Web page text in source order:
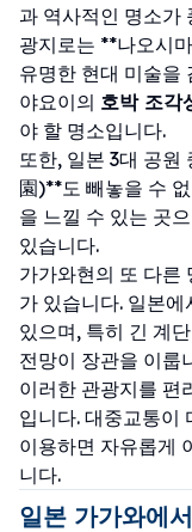
과 역사적인 명소가
광지로는 **나오시
유명한 현대 미술을
야요이의 호박 조각
야 할 명소입니다.
또한, 일본 3대 공원
園)**도 빼놓을 수
을 느낄 수 있는 곳
있습니다.
가가와현의 또 다른
가 있습니다. 일본
있으며, 특히 긴 계
전망이 장관을 이룹
이러한 관광지를 편
입니다. 대중교통이
이용하면 자유롭게
니다.
일본 가가와에